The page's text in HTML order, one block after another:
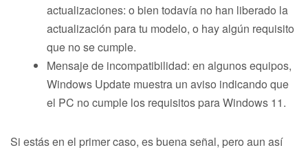
actualizaciones: o bien todavía no han liberado la
actualización para tu modelo, o hay algún requisito
que no se cumple.
Mensaje de incompatibilidad: en algunos equipos,
Windows Update muestra un aviso indicando que
el PC no cumple los requisitos para Windows 11.
Si estás en el primer caso, es buena señal, pero aun así